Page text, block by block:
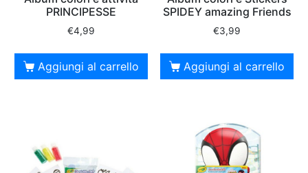
PRINCIPESSE
€4,99
Aggiungi al carrello
SPIDEY amazing Friends
€3,99
Aggiungi al carrello